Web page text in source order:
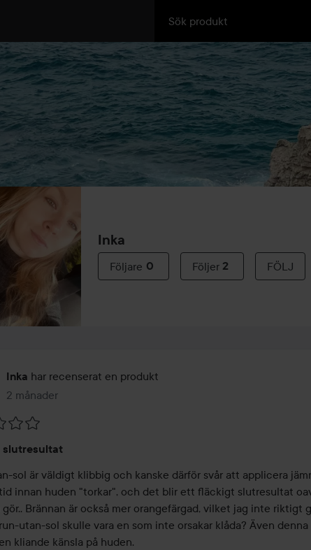
Inka
Följare 0 Följer 2 FÖLJ
Inka har recenserat en produkt
2 månader
Inlägget skapades 2 månader
slutresultat
sol är väldigt klibbig och kanske därför svår att applicera
innan huden "torkar", och det blir ett fläckigt slutresultat
gör.. Brännan är också mer orangefärgad, vilket jag inte riktigt
utan-sol skulle vara en som inte orsakar klåda? Även
kliande känsla på huden.